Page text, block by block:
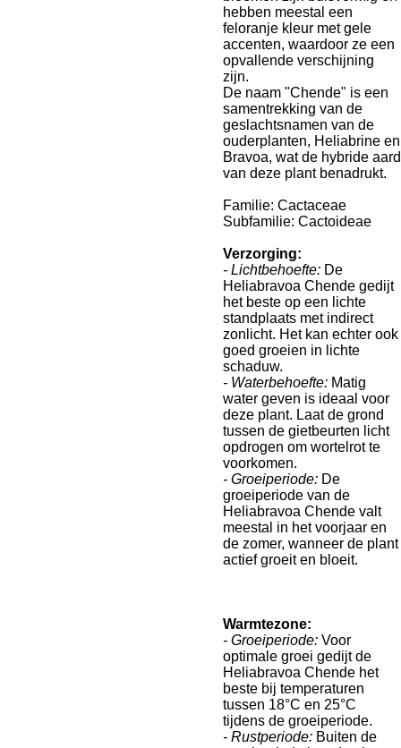
hebben meestal een
feloranje kleur met gele
accenten, waardoor ze een
opvallende verschijning
zijn.
De naam "Chende" is een
samentrekking van de
geslachtsnamen van de
ouderplanten, Heliabrine en
Bravoa, wat de hybride aard
van deze plant benadrukt.
Familie: Cactaceae
Subfamilie: Cactoideae
Verzorging:
- Lichtbehoefte: De
Heliabravoa Chende gedijt
het beste op een lichte
standplaats met indirect
zonlicht. Het kan echter ook
goed groeien in lichte
schaduw.
- Waterbehoefte: Matig
water geven is ideaal voor
deze plant. Laat de grond
tussen de gietbeurten licht
opdrogen om wortelrot te
voorkomen.
- Groeiperiode: De
groeiperiode van de
Heliabravoa Chende valt
meestal in het voorjaar en
de zomer, wanneer de plant
actief groeit en bloeit.
Warmtezone:
- Groeiperiode: Voor
optimale groei gedijt de
Heliabravoa Chende het
beste bij temperaturen
tussen 18°C en 25°C
tijdens de groeiperiode.
- Rustperiode: Buiten de